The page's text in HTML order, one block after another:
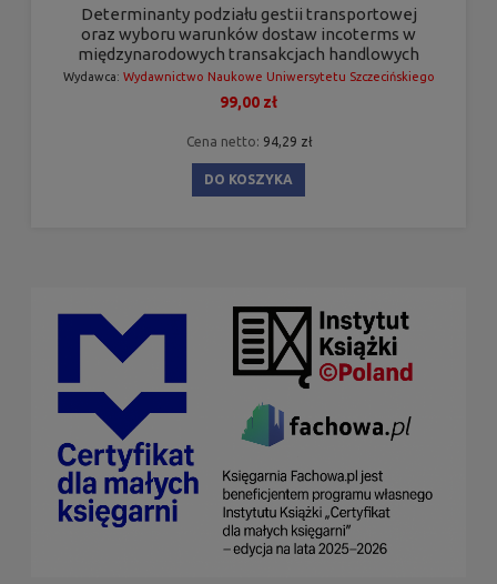
Determinanty podziału gestii transportowej
oraz wyboru warunków dostaw incoterms w
międzynarodowych transakcjach handlowych
Wydawca: Wydawnictwo Naukowe Uniwersytetu Szczecińskiego
99,00 zł
Cena netto: 94,29 zł
DO KOSZYKA